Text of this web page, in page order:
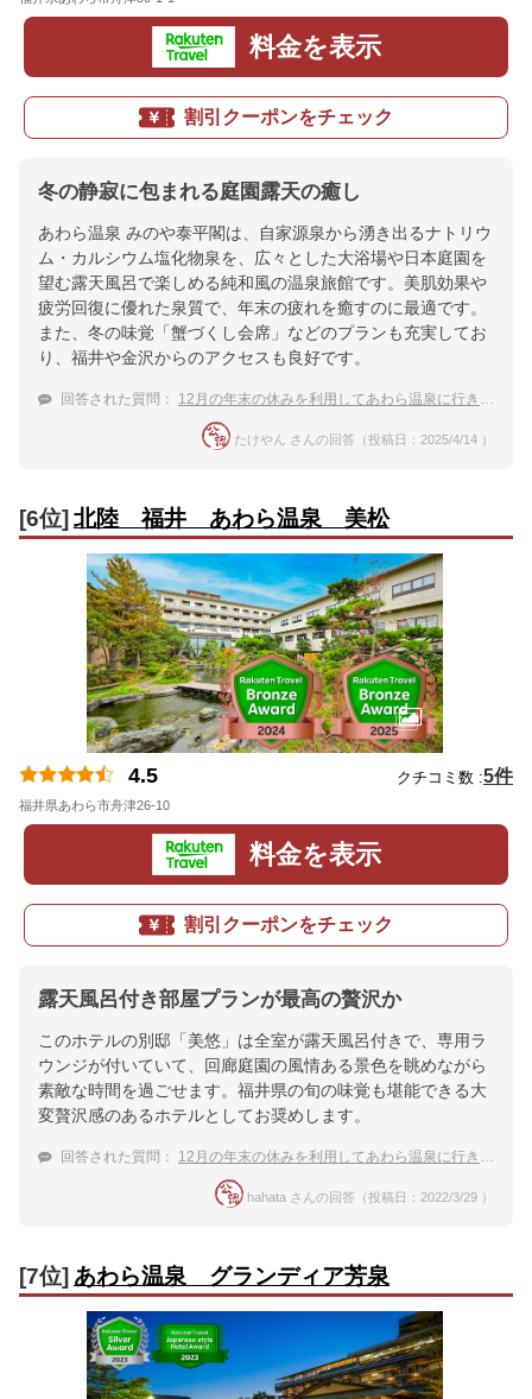
料金を表示
割引クーポンをチェック
冬の静寂に包まれる庭園露天の癒し
あわら温泉 みのや泰平閣は、自家源泉から湧き出るナトリウ
ム・カルシウム塩化物泉を、広々とした大浴場や日本庭園を
望む露天風呂で楽しめる純和風の温泉旅館です。美肌効果や
疲労回復に優れた泉質で、年末の疲れを癒すのに最適です。
また、冬の味覚「蟹づくし会席」などのプランも充実してお
り、福井や金沢からのアクセスも良好です。
回答された質問： 12月の年末の休みを利用してあわら温泉に行きます。おすすめの温泉宿はありますか？
たけやん さんの回答（投稿日：2025/4/14 ）
[6位]北陸 福井 あわら温泉 美松
4.5 クチコミ数 :5件
福井県あわら市舟津26-10
料金を表示
割引クーポンをチェック
露天風呂付き部屋プランが最高の贅沢か
このホテルの別邸「美悠」は全室が露天風呂付きで、専用ラ
ウンジが付いていて、回廊庭園の風情ある景色を眺めながら
素敵な時間を過ごせます。福井県の旬の味覚も堪能できる大
変贅沢感のあるホテルとしてお奨めします。
回答された質問： 12月の年末の休みを利用してあわら温泉に行きます。おすすめの温泉宿はありますか？
hahata さんの回答（投稿日：2022/3/29 ）
[7位] あわら温泉 グランディア芳泉